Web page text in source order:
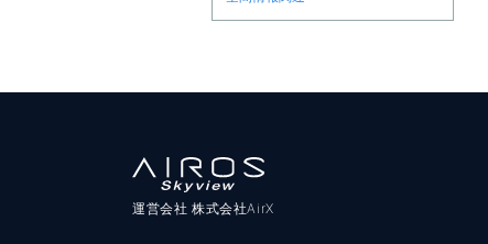
運営会社 株式会社AirX